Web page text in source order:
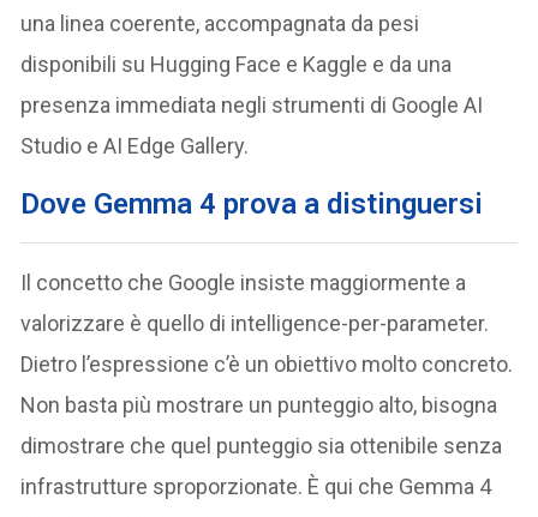
una linea coerente, accompagnata da pesi
disponibili su Hugging Face e Kaggle e da una
presenza immediata negli strumenti di Google AI
Studio e AI Edge Gallery.
Dove Gemma 4 prova a distinguersi
Il concetto che Google insiste maggiormente a
valorizzare è quello di intelligence-per-parameter.
Dietro l’espressione c’è un obiettivo molto concreto.
Non basta più mostrare un punteggio alto, bisogna
dimostrare che quel punteggio sia ottenibile senza
infrastrutture sproporzionate. È qui che Gemma 4